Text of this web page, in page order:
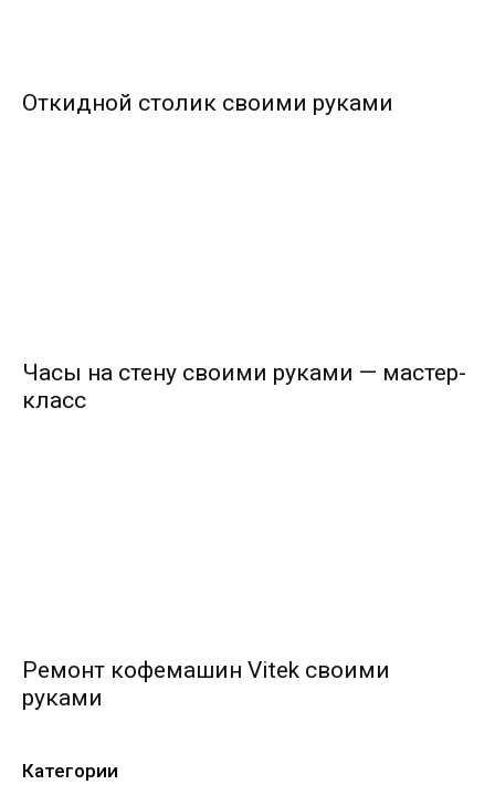
Откидной столик своими руками
Часы на стену своими руками — мастер-
класс
Ремонт кофемашин Vitek своими
руками
Категории